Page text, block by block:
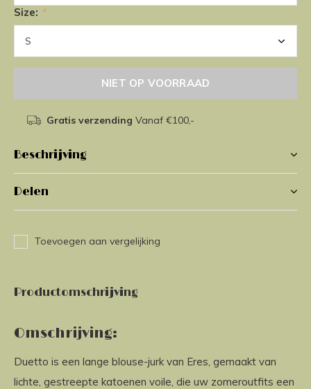
Size: *
NIET OP VOORRAAD
Gratis verzending Vanaf €100,-
Beschrijving
Delen
Toevoegen aan vergelijking
Productomschrijving
Omschrijving:
Duetto is een lange blouse-jurk van Eres, gemaakt van
lichte, gestreepte katoenen voile, die uw zomeroutfits een